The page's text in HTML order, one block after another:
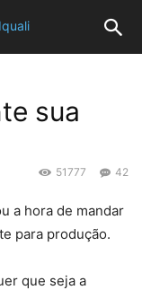
sua
42
51777
a hora de mandar
para produção.
que seja a